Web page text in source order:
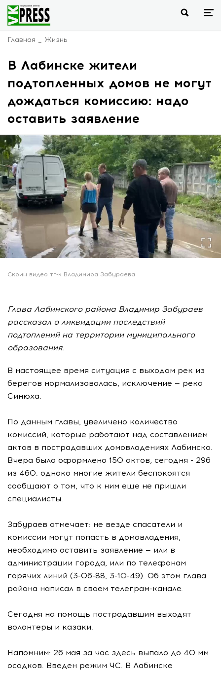
Главная Жизнь
В Лабинске жители
подтопленных домов не могут
дождаться комиссию: надо
оставить заявление
Скрин видео тг-к Владимира Забураева
Глава Лабинского района Владимир Забураев
рассказал о ликвидации последствий
подтоплений на территории муниципального
образования.
В настоящее время ситуация с выходом рек из
берегов нормализовалась, исключение — река
Синюха.
По данным главы, увеличено количество
комиссий, которые работают над составлением
актов в пострадавших домовладениях Лабинска.
Вчера было оформлено 150 актов, сегодня - 296
из 460. однако многие жители беспокоятся
сообщают о том, что к ним еще не пришли
специалисты.
Забураев отмечает: не везде спасатели и
комиссии могут попасть в домовладения,
необходимо оставить заявление — или в
администрации города, или по телефонам
горячих линий (3-06-88, 3-10-49). Об этом глава
района написал в своем телеграм-канале.
Сегодня на помощь пострадавшим выходят
волонтеры и казаки.
Напомним: 26 мая за час здесь выпало до 40 мм
осадков. Введен режим ЧС. В Лабинске